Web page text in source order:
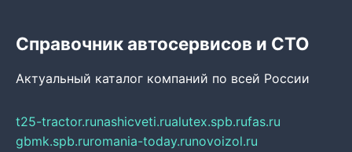
Справочник автосервисов и СТО
Актуальный каталог компаний по всей России
t25-tractor.runashicveti.rualutex.spb.rufas.ru
gbmk.spb.ruromania-today.runovoizol.ru